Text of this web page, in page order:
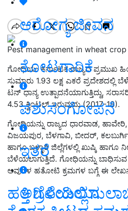
ಆರೋಗ್ಯ ಜೀವನ
ತೋಟಗಾರಿಕೆ
ಪಶುಸಂಗೋಪನೆ
ಇತರೆ
ಅಗ್ರಿಪೀಡಿಯಾ
Pest management in wheat crop
ಗೋಧಿಯು ಕರ್ನಾಟಕ ರಾಜ್ಯದ ಪ್ರಮುಖ
ಸುಮಾರು 1.93 ಲಕ್ಷ ಎಕರೆ ಪ್ರದೇಶದಲ್ಲಿ
ಟನ್ ಧಾನ್ಯ ಉತ್ಪಾದನೆಯಾಗುತ್ತಿದ್ದು,
4.53 ಕ್ವಿಂಟಲ್ ಇರುವುದು (2017-18).
ಗೋಧಿಯನ್ನು ರಾಜ್ಯದ ಧಾರವಾಡ,
ವಿಜಯಪುರ, ಬೆಳಗಾವಿ, ಬೀದರ್,
ಹಾಗೂ ಬಳ್ಳಾರಿ ಜಿಲ್ಲೆಗಳಲ್ಲಿ ಖುಷ್ಕಿ ಹಾಗೂ
ಬೆಳೆಯಲಾಗುತ್ತಿದೆ. ಗೋಧಿಯನ್ನು
ಅವುಗಳ ಹತೋಟಿ ಕ್ರಮಗಳ ಬಗ್ಗೆ ಈ
ಹತ್ತಿ ಬೆಳೆಯಲ್ಲಿ